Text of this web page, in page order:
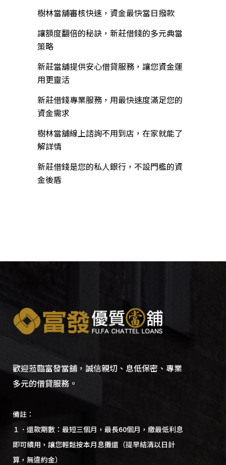
樹林當舖審核快速，資金最快當日撥款
讓額度翻倍的秘訣，新莊借錢的多元典當
策略
新莊當舖提供安心借貸服務，讓您資金運
用更靈活
新莊借錢專業服務，用最快速度滿足您的
資金需求
樹林當舖線上諮詢不用到店，在家就能了
解詳情
新莊借錢是您的私人銀行，不設門檻的資
金後盾
歡迎蒞臨富發當舖，誠信親切、息低保密、專業
多元的借貸服務。
備註：
１．還款期數：最短三個月，最長60個月，繳最低利息
即可續用，讓您輕鬆按本月息攤還（提早結清以日計
算，無違約金）